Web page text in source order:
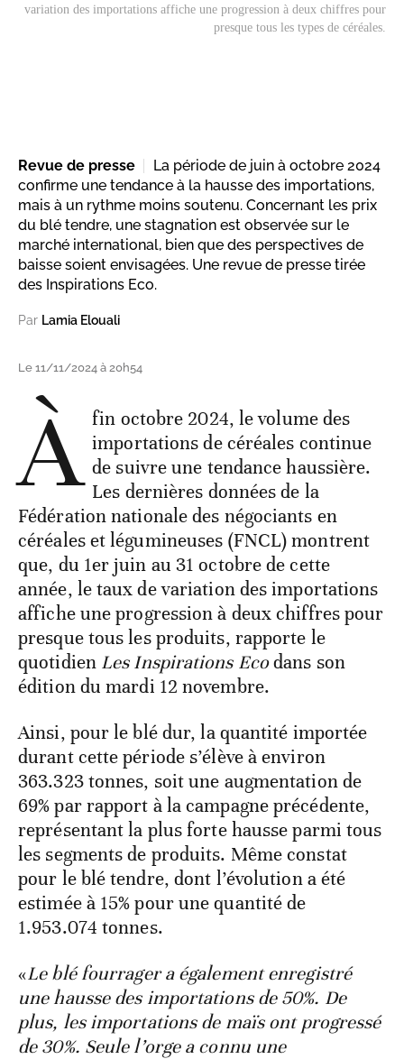
variation des importations affiche une progression à deux chiffres pour
presque tous les types de céréales.
Revue de presse
La période de juin à octobre 2024
confirme une tendance à la hausse des importations,
mais à un rythme moins soutenu. Concernant les prix
du blé tendre, une stagnation est observée sur le
marché international, bien que des perspectives de
baisse soient envisagées. Une revue de presse tirée
des Inspirations Eco.
Par Lamia Elouali
Le 11/11/2024 à 20h54
À fin octobre 2024, le volume des
importations de céréales continue
de suivre une tendance haussière.
Les dernières données de la
Fédération nationale des négociants en
céréales et légumineuses (FNCL) montrent
que, du 1er juin au 31 octobre de cette
année, le taux de variation des importations
affiche une progression à deux chiffres pour
presque tous les produits, rapporte le
quotidien Les Inspirations Ecodans son
édition du mardi 12 novembre.
Ainsi, pour le blé dur, la quantité importée
durant cette période s’élève à environ
363.323 tonnes, soit une augmentation de
69% par rapport à la campagne précédente,
représentant la plus forte hausse parmi tous
les segments de produits. Même constat
pour le blé tendre, dont l’évolution a été
estimée à 15% pour une quantité de
1.953.074 tonnes.
«Le blé fourrager a également enregistré
une hausse des importations de 50%. De
plus, les importations de maïs ont progressé
de 30%. Seule l’orge a connu une